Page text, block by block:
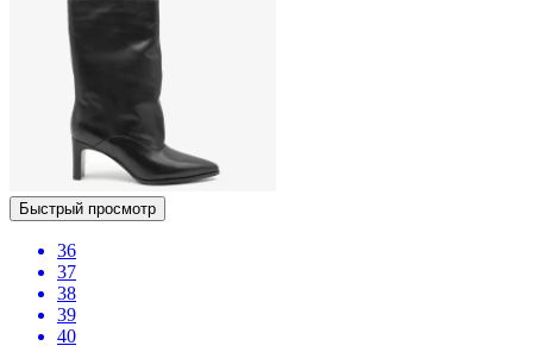
Быстрый просмотр
36
37
38
39
40